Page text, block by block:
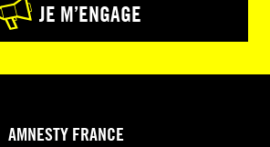
JE M’ENGAGE
AMNESTY FRANCE